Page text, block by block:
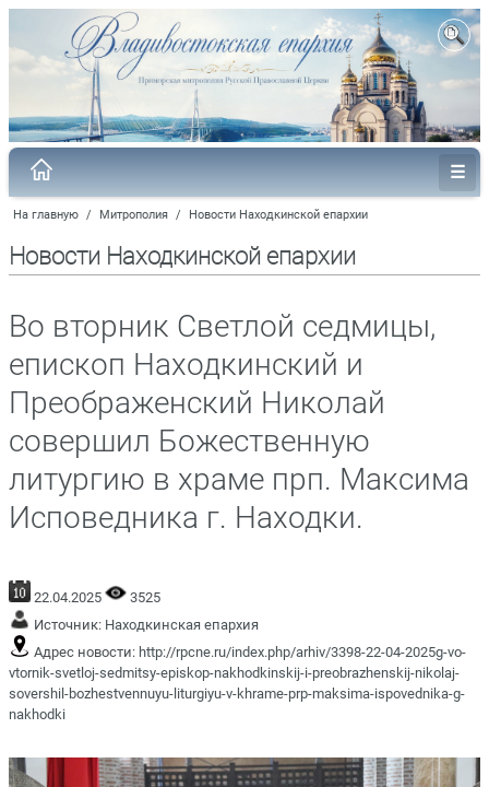
На главную / Митрополия / Новости Находкинской епархии
Новости Находкинской епархии
Во вторник Светлой седмицы,
епископ Находкинский и
Преображенский Николай
совершил Божественную
литургию в храме прп. Максима
Исповедника г. Находки.
22.04.2025
3525
Источник: Находкинская епархия
Адрес новости: http://rpcne.ru/index.php/arhiv/3398-22-04-2025g-vo-
vtornik-svetloj-sedmitsy-episkop-nakhodkinskij-i-preobrazhenskij-nikolaj-
sovershil-bozhestvennuyu-liturgiyu-v-khrame-prp-maksima-ispovednika-g-
nakhodki